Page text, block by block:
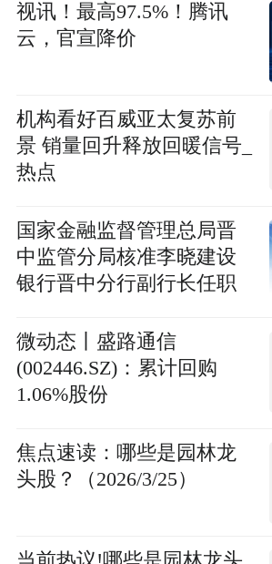
视讯！最高97.5%！腾讯
云，官宣降价
机构看好百威亚太复苏前
景 销量回升释放回暖信号_
热点
国家金融监督管理总局晋
中监管分局核准李晓建设
银行晋中分行副行长任职
微动态丨盛路通信
(002446.SZ)：累计回购
1.06%股份
焦点速读：哪些是园林龙
头股？（2026/3/25）